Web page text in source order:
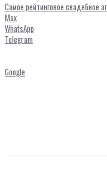
Самое рейтинговое свадебное
Max
WhatsApp
Telegram
Google